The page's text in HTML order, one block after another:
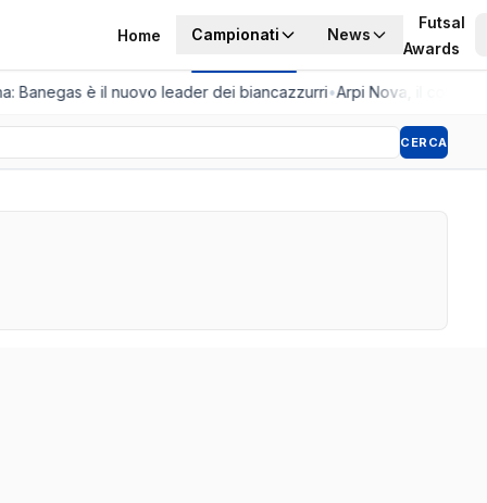
Home Campionati News
Futsal
Awards
Banegas è il nuovo leader dei biancazzurri•Arpi Nova, il colpo
CERCA